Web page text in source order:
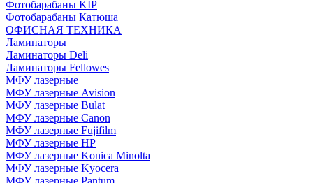
Фотобарабаны KIP
Фотобарабаны Катюша
ОФИСНАЯ ТЕХНИКА
Ламинаторы
Ламинаторы Deli
Ламинаторы Fellowes
МФУ лазерные
МФУ лазерные Avision
МФУ лазерные Bulat
МФУ лазерные Canon
МФУ лазерные Fujifilm
МФУ лазерные HP
МФУ лазерные Konica Minolta
МФУ лазерные Kyocera
МФУ лазерные Pantum